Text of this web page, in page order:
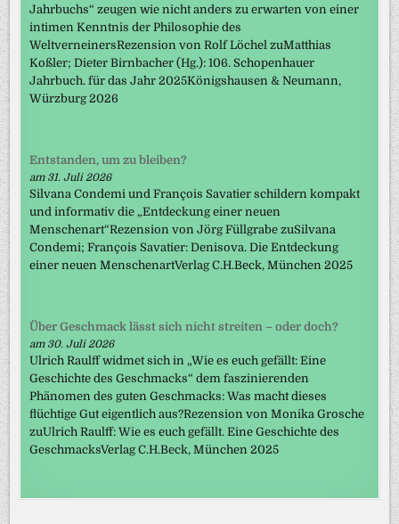
Jahrbuchs“ zeugen wie nicht anders zu erwarten von einer
intimen Kenntnis der Philosophie des
WeltverneinersRezension von Rolf Löchel zuMatthias
Koßler; Dieter Birnbacher (Hg.): 106. Schopenhauer
Jahrbuch. für das Jahr 2025Königshausen & Neumann,
Würzburg 2026
Entstanden, um zu bleiben?
am 31. Juli 2026
Silvana Condemi und François Savatier schildern kompakt
und informativ die „Entdeckung einer neuen
Menschenart“Rezension von Jörg Füllgrabe zuSilvana
Condemi; François Savatier: Denisova. Die Entdeckung
einer neuen MenschenartVerlag C.H.Beck, München 2025
Über Geschmack lässt sich nicht streiten – oder doch?
am 30. Juli 2026
Ulrich Raulff widmet sich in „Wie es euch gefällt: Eine
Geschichte des Geschmacks“ dem faszinierenden
Phänomen des guten Geschmacks: Was macht dieses
flüchtige Gut eigentlich aus?Rezension von Monika Grosche
zuUlrich Raulff: Wie es euch gefällt. Eine Geschichte des
GeschmacksVerlag C.H.Beck, München 2025